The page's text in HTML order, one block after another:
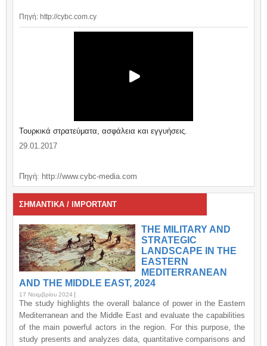
Πηγή: http://cybc.com.cy
Τουρκικά στρατεύματα, ασφάλεια και εγγυήσεις.
29.01.2017
Πηγή: http://www.cybc-media.com
ΣΗΜΑΝΤΙΚΑ / IMPORTANT
THE MILITARY AND
STRATEGIC
LANDSCAPE IN THE
EASTERN
MEDITERRANEAN
AND THE MIDDLE EAST, 2024
17 Νοεμβρίου 2024
The study highlights the overall balance of power in the Eastern
Mediterranean and the Middle East and evaluate the capabilities
of the main powerful actors in the region. For this purpose, the
study presents and analyzes data, quantitative comparisons and